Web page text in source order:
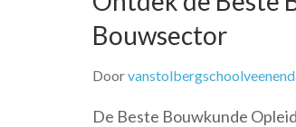
Bouwsector
Door
De Beste Bouwkunde